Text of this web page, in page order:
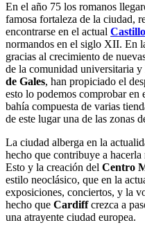
En el año 75 los romanos
famosa fortaleza de la ciudad,
encontrarse en el actual
normandos en el siglo XII. En
gracias al crecimiento de
de la comunidad universitaria
de Gales, han propiciado el
esto lo podemos comprobar en
bahía compuesta de varias
de este lugar una de las zonas
La ciudad alberga en la
hecho que contribuye a
Esto y la creación del Centro
estilo neoclásico, que en la
exposiciones, conciertos, y la
hecho que Cardiffcrezca a
una atrayente ciudad europea.